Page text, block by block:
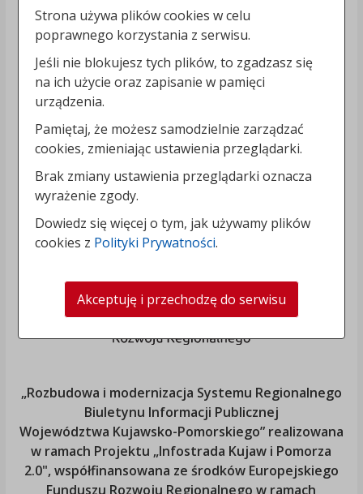
„Rozbudowa i modernizacja Systemu Regionalnego
Biuletynu Informacji Publicznej
Województwa Kujawsko-Pomorskiego” realizowana
w ramach Projektu „Infostrada Kujaw i Pomorza
2.0", współfinansowana ze środków Europejskiego
Funduszu Rozwoju Regionalnego w ramach
Strona używa plików cookies w celu
poprawnego korzystania z serwisu.
Jeśli nie blokujesz tych plików, to zgadzasz się
na ich użycie oraz zapisanie w pamięci
urządzenia.
Pamiętaj, że możesz samodzielnie zarządzać
cookies, zmieniając ustawienia przeglądarki.
Brak zmiany ustawienia przeglądarki oznacza
wyrażenie zgody.
Dowiedz się więcej o tym, jak używamy plików
cookies z Polityki Prywatności.
Akceptuję i przechodzę do serwisu